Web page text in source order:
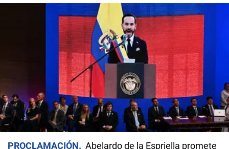
PROCLAMACIÓN
Abelardo de la Espriella promete